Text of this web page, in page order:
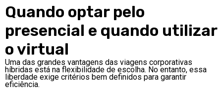
Quando optar pelo
presencial e quando utilizar
o virtual
Uma das grandes vantagens das viagens corporativas
híbridas está na flexibilidade de escolha. No entanto, essa
liberdade exige critérios bem definidos para garantir
eficiência.